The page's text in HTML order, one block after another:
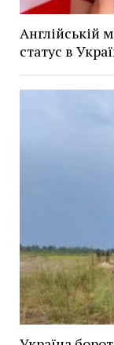
Англійській
статус в